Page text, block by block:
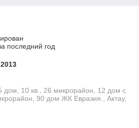
последний год
дом, 10 кв., 26 микрорайон, 12 дом с
90 дом ЖК Евразия., Актау,